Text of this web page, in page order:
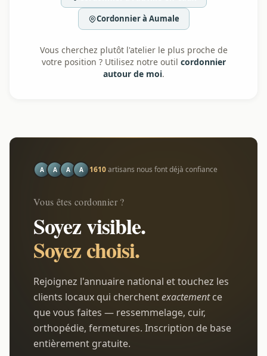
Cordonnier à Aumale
Vous cherchez plutôt l'atelier le plus proche de
votre position ? Utilisez notre outil cordonnier
autour de moi.
A A A A 1610artisans nous font déjà confiance
Vous êtes cordonnier ?
Soyez visible.
Soyez choisi.
Rejoignez l'annuaire national et touchez les
clients locaux qui cherchentexactementce
que vous faites — ressemmelage, cuir,
orthopédie, fermetures. Inscription de base
entièrement gratuite.